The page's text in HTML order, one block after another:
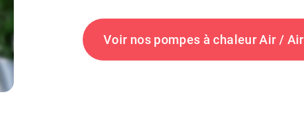
Voir nos pompes à chaleur Air / Air